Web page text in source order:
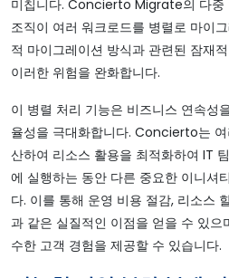
미칩니다. Concierto Migrate의 다중
조직이 여러 워크로드를 병렬로 마이
적 마이그레이션 방식과 관련된 잠재
이러한 위험을 완화합니다.
이 병렬 처리 기능은 비즈니스 연속성
율성을 극대화합니다. Concierto는
산하여 리소스 활용을 최적화하여 IT
에 실행하는 동안 다른 중요한 이니셔
다. 이를 통해 운영 비용 절감, 리소스
과 같은 실질적인 이점을 얻을 수 있으
수한 고객 경험을 제공할 수 있습니다.